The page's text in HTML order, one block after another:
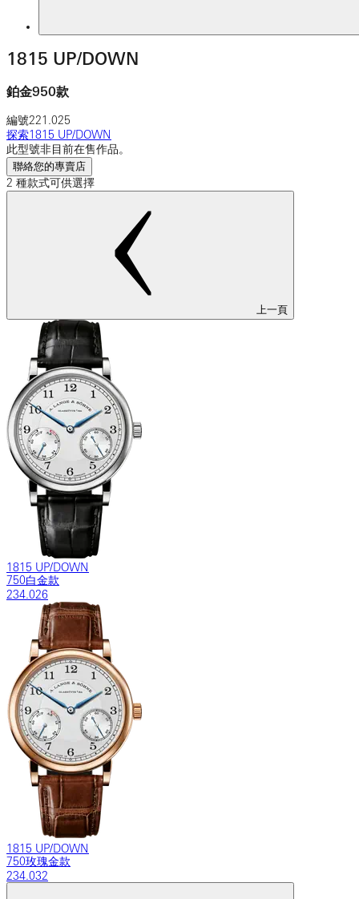
1815 UP/DOWN
鉑金950款
編號221.025
探索1815 UP/DOWN
此型號非目前在售作品。
聯絡您的專賣店
2 種款式可供選擇
上一頁
1815 UP/DOWN
750白金款
234.026
1815 UP/DOWN
750玫瑰金款
234.032